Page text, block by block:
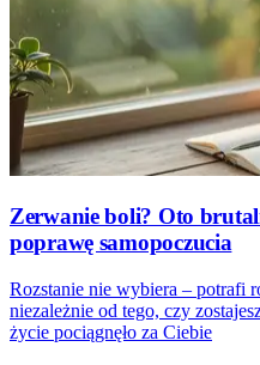
Zerwanie boli? Oto
poprawę samopoczucia
Rozstanie nie wybiera – potrafi
niezależnie od tego, czy
życie pociągnęło za Ciebie